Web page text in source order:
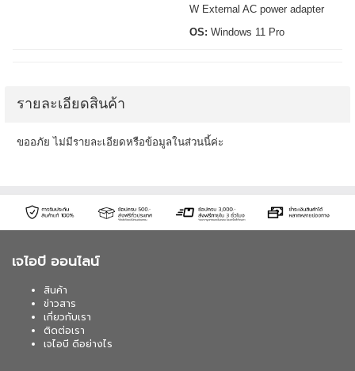
W External AC power adapter
OS: Windows 11 Pro
รายละเอียดสินค้า
ขออภัย ไม่มีรายละเอียดหรือข้อมูลในส่วนนี้ค่ะ
เจไอบี ออนไลน์
สินค้า
ข่าวสาร
เกี่ยวกับเรา
ติดต่อเรา
เจไอบี ดีอย่างไร